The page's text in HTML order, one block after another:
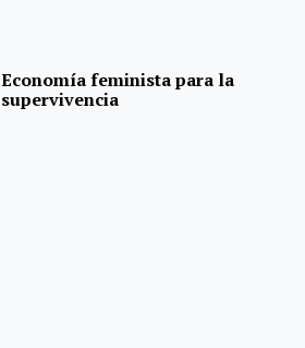
Economía feminista para la
supervivencia